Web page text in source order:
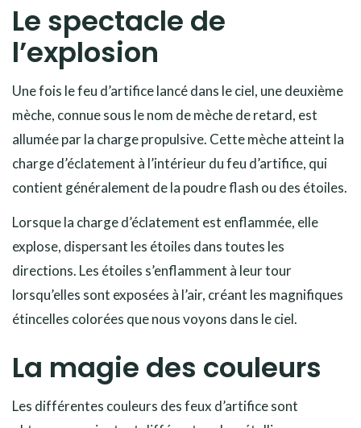
Le spectacle de
l’explosion
Une fois le feu d’artifice lancé dans le ciel, une deuxième
mèche, connue sous le nom de mèche de retard, est
allumée par la charge propulsive. Cette mèche atteint la
charge d’éclatement à l’intérieur du feu d’artifice, qui
contient généralement de la poudre flash ou des étoiles.
Lorsque la charge d’éclatement est enflammée, elle
explose, dispersant les étoiles dans toutes les
directions. Les étoiles s’enflamment à leur tour
lorsqu’elles sont exposées à l’air, créant les magnifiques
étincelles colorées que nous voyons dans le ciel.
La magie des couleurs
Les différentes couleurs des feux d’artifice sont